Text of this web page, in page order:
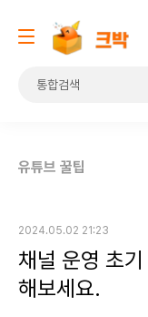
유튜브 꿀팁
2024.05.02 21:23
채널 운영 초
해보세요.